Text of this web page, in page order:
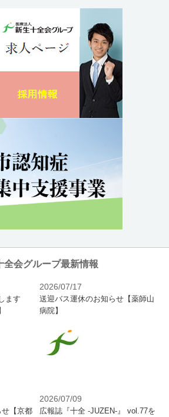
全会グループ最新情報
ます
2026/07/17
送迎バス運休のお知らせ【薬師山
病院】
【京都
2026/07/09
広報誌『十全 -JUZEN-』 vol.77を